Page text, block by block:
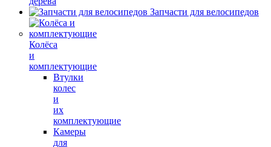
Запчасти для велосипедов
Колёса
и
комплектующие
Втулки
колес
и
их
комплектующие
Камеры
для